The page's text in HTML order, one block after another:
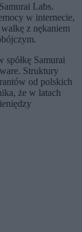
Labs.
w internecie,
z nękaniem
spółkę Samurai
Struktury
od polskich
że w latach